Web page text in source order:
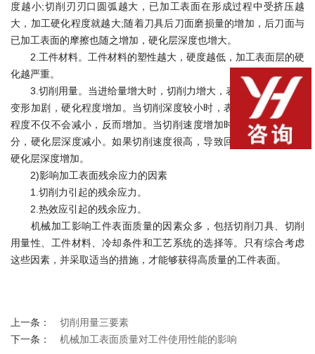
度越小;切削刃刃口圆弧越大，已加工表面在形成过程中受挤压越
大，加工硬化程度就越大;随着刀具后刀面磨损量的增加，后刀面与
已加工表面的摩擦也随之增加，硬化层深度也增大。
2.工件材料。工件材料的塑性越大，硬度越低，加工表面层的硬
化越严重。
3.切削用量。当进给量增大时，切削力增大，表面层的金属塑性
变形加剧，硬化程度增加。当切削深度较小时，表面层的金属硬化
程度不仅不会减小，反而增加。当切削速度增加时，塑性变形不充
分，硬化层深度减小。如果切削速度很高，导致回复来不及进行，
硬化层深度增加。
2)影响加工表面残余应力的因素
1.切削力引起的残余应力。
2.热效应引起的残余应力。
机械加工影响工件表面质量的因素众多，包括切削刀具、切削
用量性、工件材料、冷却条件和工艺系统的选择等。只有综合考虑
这些因素，并采取适当的措施，才能够获得高质量的工件表面。
上一条：
切削用量三要素
下一条：
机械加工表面质量对工件使用性能的影响